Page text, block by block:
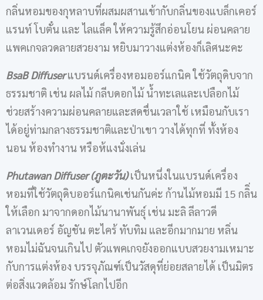
กลิ่นหอมของกุหลาบที่ผสมผสานเข้ากับกลิ่นของแบล็กเคอร์
แรนท์ โบตั๋น และ ไลแล็ค ให้ความรู้สึกอ่อนโยน ผ่อนคลาย
แพคเกจลวดลายสวยงาม หยิบมาวางแต่งห้องก็เลิศนะคะ
BsaB Diffuser แบรนด์เครื่องหอมออร์แกนิค ใช้วัตถุดิบจาก
ธรรมชาติ เช่น ผลไม้ กลีบดอกไม้ น้ำทะเลและเปลือกไม้
ช่วยสร้างความผ่อนคลายและสดชื่นเวลาใช้ เหมือนกับเรา
ได้อยู่ท่ามกลางธรรมชาติและป่าเขา วางได้ทุกที่ ทั้งห้อง
นอน ห้องทำงาน หรือห้แงนั่งเล่น
Phutawan Diffuser (ภูตะวัน) เป็นหนึ่งในแบรนด์เครื่อง
หอมที่ใช้วัตถุดิบออร์แกนิคเช่นกันค่ะ ก้านไม้หอมมี 15 กลิิ่น
ให้เลือก มาจากดอกไม้นานาพันธุ์ เช่น มะลิ ลีลาวดี
ลาเวนเดอร์ อัญชัน ตะไคร้ ทับทิม และอีกมากมาย หลิ่น
หอมไม่ฉันจนเกินไป ตัวแพคเกจยังออกแบบสวยงามเหมาะ
กับการแต่งห้อง บรรจุภัณฑ์เป็นวัสดุที่ย่อยสลายได้ เป็นมิตร
ต่อสิ่งแวดล้อม รักษ์โลกไปอีก